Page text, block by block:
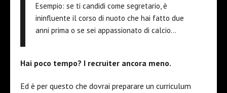
Esempio: se ti candidi come segretario, è
ininfluente il corso di nuoto che hai fatto due
anni prima o se sei appassionato di calcio…
Hai poco tempo? I recruiter ancora meno.
Ed è per questo che dovrai preparare un curriculum